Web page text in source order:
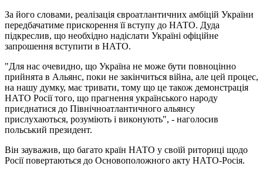
За його словами, реалізація євроатлантичних амбіцій України
передбачатиме прискорення її вступу до НАТО. Дуда
підкреслив, що необхідно надіслати Україні офіційне
запрошення вступити в НАТО.
"Для нас очевидно, що Україна не може бути повноцінно
прийнята в Альянс, поки не закінчиться війна, але цей процес,
на нашу думку, має тривати, тому що це також демонстрація
НАТО Росії того, що прагнення українського народу
приєднатися до Північноатлантичного альянсу
прислухаються, розуміють і виконують", - наголосив
польський президент.
Він зауважив, що багато країн НАТО у своїй риториці щодо
Росії повертаються до Основоположного акту НАТО-Росія.